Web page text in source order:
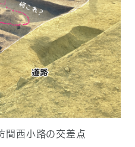
間西小路の交差点